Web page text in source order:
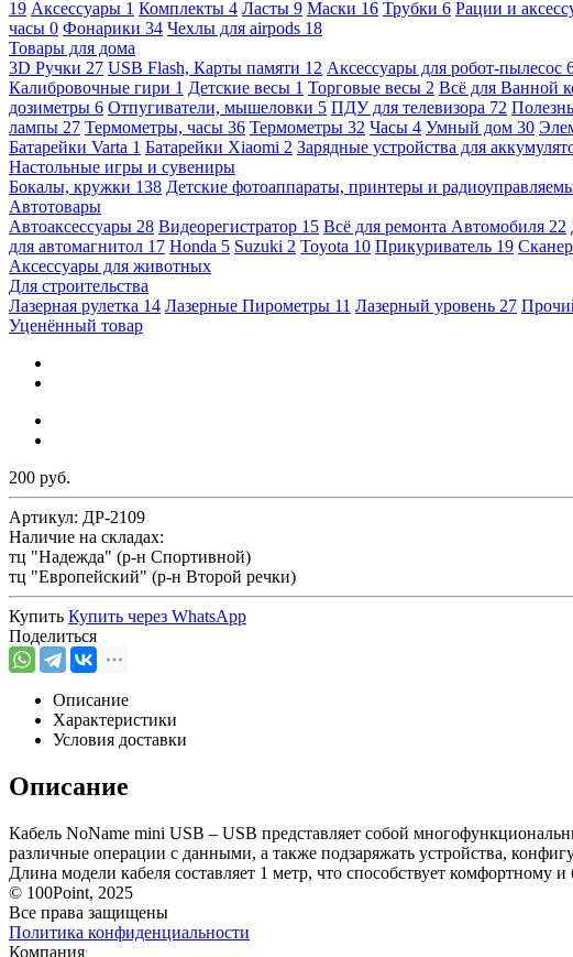
19 Аксессуары 1 Комплекты 4 Ласты 9 Маски 16 Трубки 6 Рации и
часы 0 Фонарики 34 Чехлы для airpods 18
Товары для дома
3D Ручки 27 USB Flash, Карты памяти 12 Аксессуары для робот-пылесос
Калибровочные гири 1 Детские весы 1 Торговые весы 2 Всё для Ванной
дозиметры 6 Отпугиватели, мышеловки 5 ПДУ для телевизора 72
лампы 27 Термометры, часы 36 Термометры 32 Часы 4 Умный дом 30
Батарейки Varta 1 Батарейки Xiaomi 2 Зарядные устройства для
Настольные игры и сувениры
Бокалы, кружки 138 Детские фотоаппараты, принтеры и
Автотовары
Автоаксессуары 28 Видеорегистратор 15 Всё для ремонта Автомобиля 22
для автомагнитол 17 Honda 5 Suzuki 2 Toyota 10 Прикуриватель 19
Аксессуары для животных
Для строительства
Лазерная рулетка 14 Лазерные Пирометры 11 Лазерный уровень 27
Уценённый товар
200 руб.
Артикул: ДР-2109
Наличие на складах:
тц "Надежда" (р-н Спортивной)
тц "Европейский" (р-н Второй речки)
Купить Купить через WhatsApp
Поделиться
Описание
Характеристики
Условия доставки
Описание
Кабель NoName mini USB – USB представляет собой
различные операции с данными, а также подзаряжать устройства,
Длина модели кабеля составляет 1 метр, что способствует
© 100Point, 2025
Все права защищены
Политика конфиденциальности
Компания